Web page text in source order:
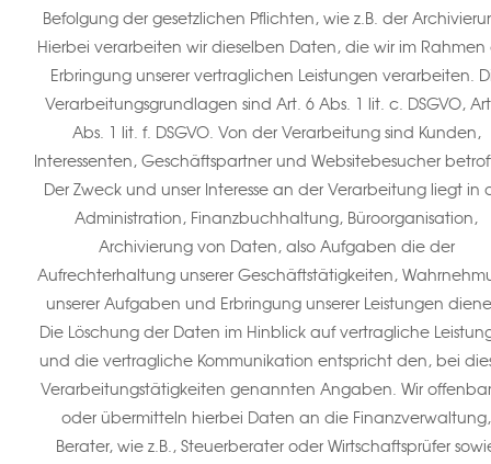
Befolgung der gesetzlichen Pflichten, wie z.B. der
Hierbei verarbeiten wir dieselben Daten, die wir im Rahmen
Erbringung unserer vertraglichen Leistungen verarbeiten.
Verarbeitungsgrundlagen sind Art. 6 Abs. 1 lit. c. DSGVO,
Abs. 1 lit. f. DSGVO. Von der Verarbeitung sind Kunden,
Interessenten, Geschäftspartner und Websitebesucher
Der Zweck und unser Interesse an der Verarbeitung liegt in
Administration, Finanzbuchhaltung, Büroorganisation,
Archivierung von Daten, also Aufgaben die der
Aufrechterhaltung unserer Geschäftstätigkeiten,
unserer Aufgaben und Erbringung unserer Leistungen
Die Löschung der Daten im Hinblick auf vertragliche
und die vertragliche Kommunikation entspricht den, bei
Verarbeitungstätigkeiten genannten Angaben. Wir
oder übermitteln hierbei Daten an die Finanzverwaltung,
Berater, wie z.B., Steuerberater oder Wirtschaftsprüfer